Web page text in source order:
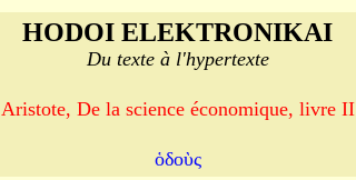
HODOI ELEKTRONIKAI
Du texte à l'hypertexte
Aristote, De la science économique, livre II
ὁδοὺς